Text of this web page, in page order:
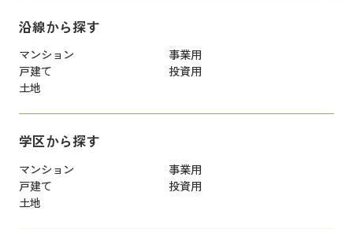
沿線から探す
マンション
事業用
戸建て
投資用
土地
学区から探す
マンション
事業用
戸建て
投資用
土地